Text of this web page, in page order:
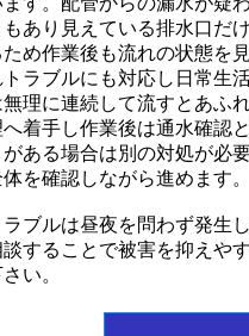
あり見えている排水口だ
め作業後も流れの状態を
トラブルにも対応し日常
理に連続して流すとあふ
着手し作業後は通水確認
ある場合は別の対処が必
を確認しながら進めます。
ブルは昼夜を問わず発生
することで被害を抑えや
い。